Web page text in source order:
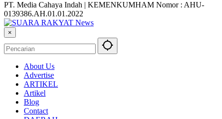
PT. Media Cahaya Indah | KEMENKUMHAM Nomor : AHU-
0139386.AH.01.01.2022
×
About Us
Advertise
ARTIKEL
Artikel
Blog
Contact